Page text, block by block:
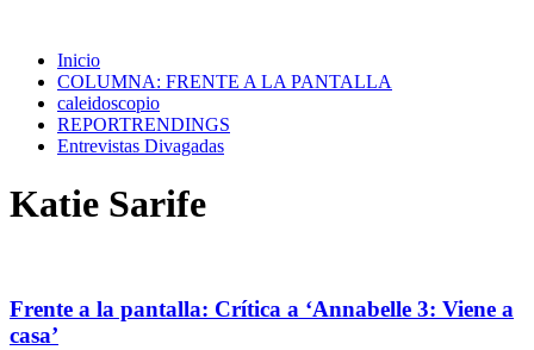
Inicio
COLUMNA: FRENTE A LA PANTALLA
caleidoscopio
REPORTRENDINGS
Entrevistas Divagadas
Katie Sarife
Frente a la pantalla: Crítica a ‘Annabelle 3: Viene a
casa’